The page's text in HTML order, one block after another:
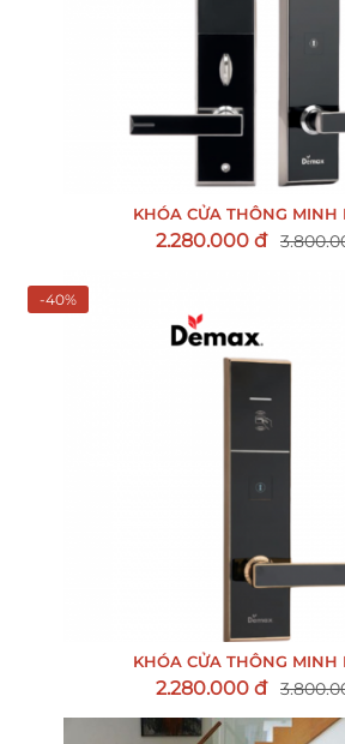
KHÓA CỬA THÔNG MINH
2.280.000 đ
-40%
KHÓA CỬA THÔNG MINH
2.280.000 đ